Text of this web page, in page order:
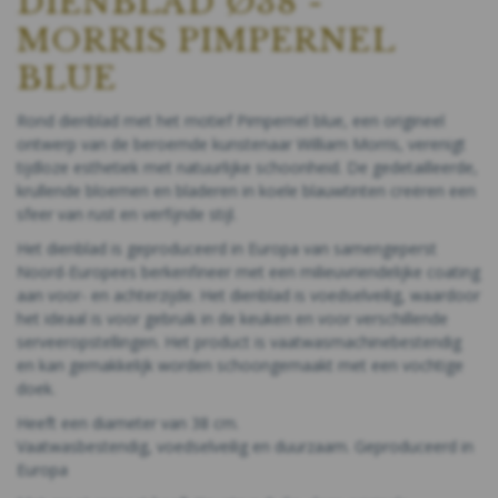
MORRIS PIMPERNEL
BLUE
Rond dienblad met het motief Pimpernel blue, een origineel
ontwerp van de beroemde kunstenaar William Morris, verenigt
tijdloze esthetiek met natuurlijke schoonheid. De gedetailleerde,
krullende bloemen en bladeren in koele blauwtinten creëren een
sfeer van rust en verfijnde stijl.
Het dienblad is geproduceerd in Europa van samengeperst
Noord-Europees berkenfineer met een milieuvriendelijke coating
aan voor- en achterzijde. Het dienblad is voedselveilig, waardoor
het ideaal is voor gebruik in de keuken en voor verschillende
serveeropstellingen. Het product is vaatwasmachinebestendig
en kan gemakkelijk worden schoongemaakt met een vochtige
doek.
Heeft een diameter van 38 cm.
Vaatwasbestendig, voedselveilig en duurzaam.
Geproduceerd in
Europa